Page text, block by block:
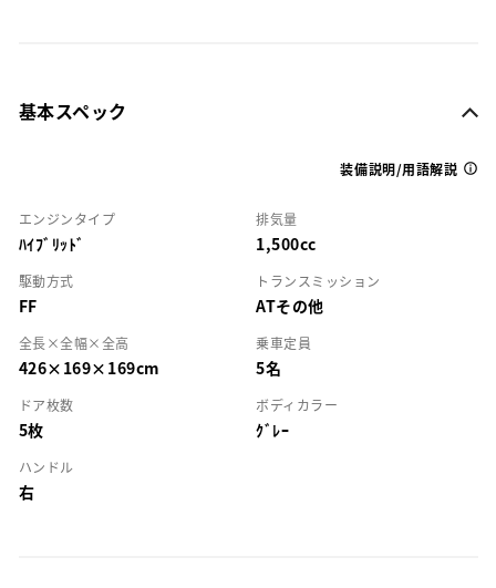
基本スペック
装備説明/用語解説
エンジンタイプ
ﾊｲﾌﾞﾘｯﾄﾞ
排気量
1,500cc
駆動方式
FF
トランスミッション
ATその他
全長×全幅×全高
426×169×169cm
乗車定員
5名
ドア枚数
5枚
ボディカラー
ｸﾞﾚｰ
ハンドル
右